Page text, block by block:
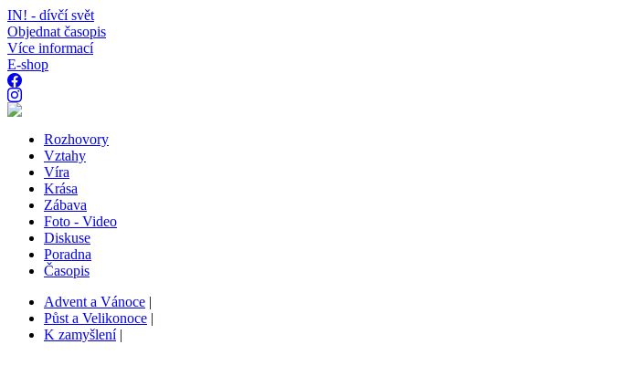
IN! - dívčí svět
Objednat časopis
Více informací
E-shop
Rozhovory
Vztahy
Víra
Krása
Zábava
Foto - Video
Diskuse
Poradna
Časopis
Advent a Vánoce |
Půst a Velikonoce |
K zamyšlení|